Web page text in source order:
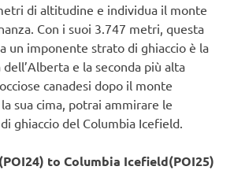
di altitudine e individua il monte
Con i suoi 3.747 metri, questa
un imponente strato di ghiaccio è la
e la seconda più alta
canadesi dopo il monte
sua cima, potrai ammirare le
ghiaccio del Columbia Icefield.
to Columbia Icefield(POI25)